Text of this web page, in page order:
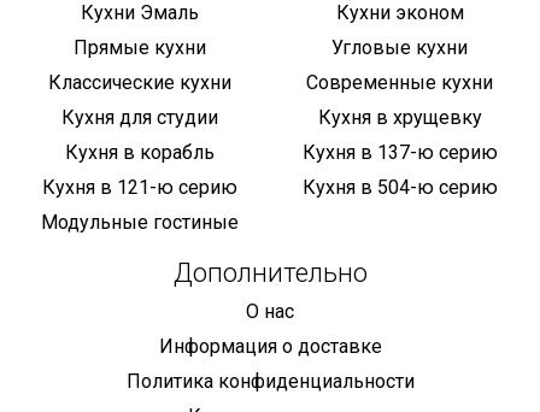
Кухни Эмаль
Кухни эконом
Прямые кухни
Угловые кухни
Классические кухни
Современные кухни
Кухня для студии
Кухня в хрущевку
Кухня в корабль
Кухня в 137-ю серию
Кухня в 121-ю серию
Кухня в 504-ю серию
Модульные гостиные
Дополнительно
О нас
Информация о доставке
Политика конфиденциальности